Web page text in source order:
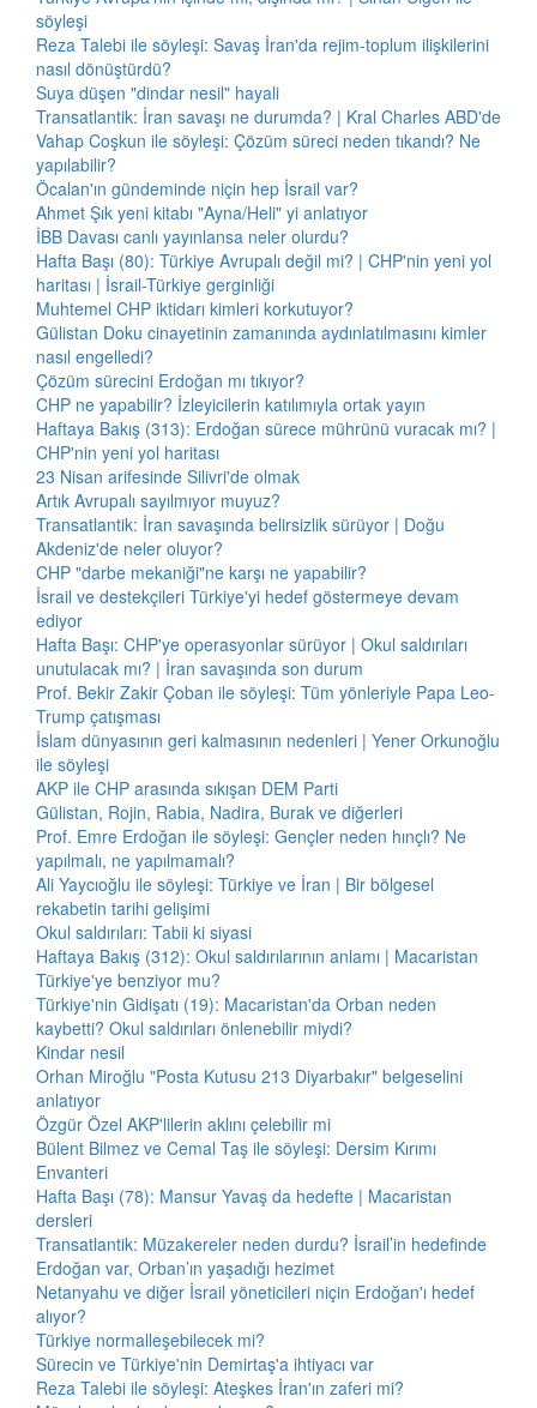
söyleşi
Reza Talebi ile söyleşi: Savaş İran'da rejim-toplum ilişkilerini
nasıl dönüştürdü?
Suya düşen "dindar nesil" hayali
Transatlantik: İran savaşı ne durumda? | Kral Charles ABD'de
Vahap Coşkun ile söyleşi: Çözüm süreci neden tıkandı? Ne
yapılabilir?
Öcalan'ın gündeminde niçin hep İsrail var?
Ahmet Şık yeni kitabı "Ayna/Heli" yi anlatıyor
İBB Davası canlı yayınlansa neler olurdu?
Hafta Başı (80): Türkiye Avrupalı değil mi? | CHP'nin yeni yol
haritası | İsrail-Türkiye gerginliği
Muhtemel CHP iktidarı kimleri korkutuyor?
Gülistan Doku cinayetinin zamanında aydınlatılmasını kimler
nasıl engelledi?
Çözüm sürecini Erdoğan mı tıkıyor?
CHP ne yapabilir? İzleyicilerin katılımıyla ortak yayın
Haftaya Bakış (313): Erdoğan sürece mührünü vuracak mı? |
CHP'nin yeni yol haritası
23 Nisan arifesinde Silivri'de olmak
Artık Avrupalı sayılmıyor muyuz?
Transatlantik: İran savaşında belirsizlik sürüyor | Doğu
Akdeniz'de neler oluyor?
CHP "darbe mekaniği"ne karşı ne yapabilir?
İsrail ve destekçileri Türkiye'yi hedef göstermeye devam
ediyor
Hafta Başı: CHP'ye operasyonlar sürüyor | Okul saldırıları
unutulacak mı? | İran savaşında son durum
Prof. Bekir Zakir Çoban ile söyleşi: Tüm yönleriyle Papa Leo-
Trump çatışması
İslam dünyasının geri kalmasının nedenleri | Yener Orkunoğlu
ile söyleşi
AKP ile CHP arasında sıkışan DEM Parti
Gülistan, Rojin, Rabia, Nadira, Burak ve diğerleri
Prof. Emre Erdoğan ile söyleşi: Gençler neden hınçlı? Ne
yapılmalı, ne yapılmamalı?
Ali Yaycıoğlu ile söyleşi: Türkiye ve İran | Bir bölgesel
rekabetin tarihi gelişimi
Okul saldırıları: Tabii ki siyasi
Haftaya Bakış (312): Okul saldırılarının anlamı | Macaristan
Türkiye'ye benziyor mu?
Türkiye'nin Gidişatı (19): Macaristan'da Orban neden
kaybetti? Okul saldırıları önlenebilir miydi?
Kindar nesil
Orhan Miroğlu "Posta Kutusu 213 Diyarbakır" belgeselini
anlatıyor
Özgür Özel AKP'lilerin aklını çelebilir mi
Bülent Bilmez ve Cemal Taş ile söyleşi: Dersim Kırımı
Envanteri
Hafta Başı (78): Mansur Yavaş da hedefte | Macaristan
dersleri
Transatlantik: Müzakereler neden durdu? İsrail’in hedefinde
Erdoğan var, Orban’ın yaşadığı hezimet
Netanyahu ve diğer İsrail yöneticileri niçin Erdoğan'ı hedef
alıyor?
Türkiye normalleşebilecek mi?
Sürecin ve Türkiye'nin Demirtaş'a ihtiyacı var
Reza Talebi ile söyleşi: Ateşkes İran'ın zaferi mi?